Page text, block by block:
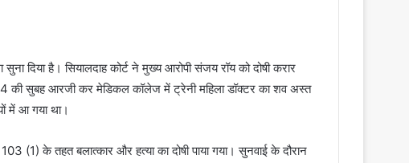
दिया है। सियालदाह कोर्ट ने मुख्य आरोपी संजय रॉय को दोषी करार
की सुबह आरजी कर मेडिकल कॉलेज में ट्रेनी महिला डॉक्टर का शव अस्त
में आ गया था।
(1) के तहत बलात्कार और हत्या का दोषी पाया गया। सुनवाई के दौरान